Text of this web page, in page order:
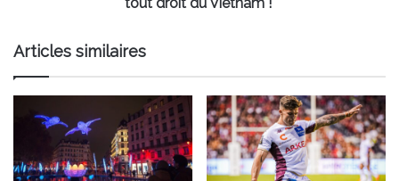
Articles similaires